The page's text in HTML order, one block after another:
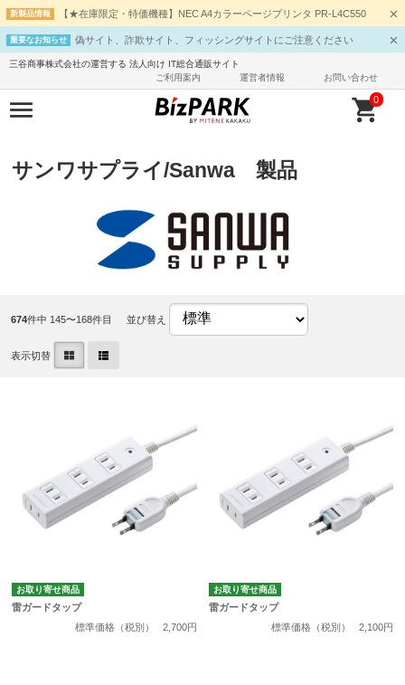
新製品情報 【★在庫限定・特価機種】NEC A4カラーページプリンタ PR-L4C550
重要なお知らせ 偽サイト、詐欺サイト、フィッシングサイトにご注意ください
三谷商事株式会社の運営する 法人向け IT総合通販サイト
ご利用案内
運営者情報 お問い合わせ
0
サンワサプライ/Sanwa 製品
674件中 145〜168件目 並び替え
表示切替
お取り寄せ商品
雷ガードタップ
標準価格（税別）
2,700円
お取り寄せ商品
雷ガードタップ
標準価格（税別）
2,100円